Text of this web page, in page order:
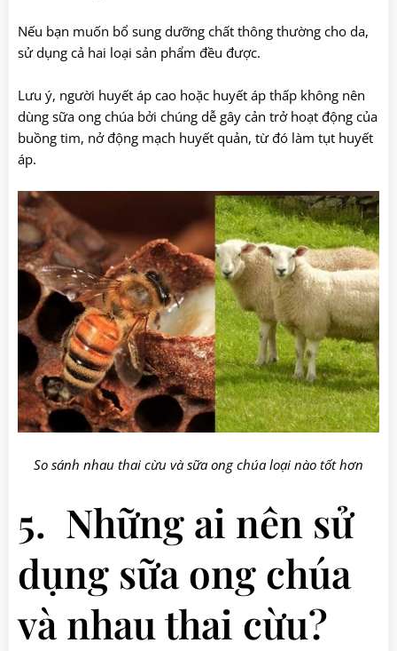
Nếu bạn muốn bổ sung dưỡng chất thông thường cho da,
sử dụng cả hai loại sản phẩm đều được.
Lưu ý, người huyết áp cao hoặc huyết áp thấp không nên
dùng sữa ong chúa bởi chúng dễ gây cản trở hoạt động của
buồng tim, nở động mạch huyết quản, từ đó làm tụt huyết
áp.
So sánh nhau thai cừu và sữa ong chúa loại nào tốt hơn
5. Những ai nên sử
dụng sữa ong chúa
và nhau thai cừu?